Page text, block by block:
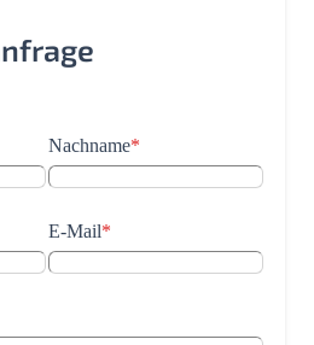
Nachname*
E-Mail*